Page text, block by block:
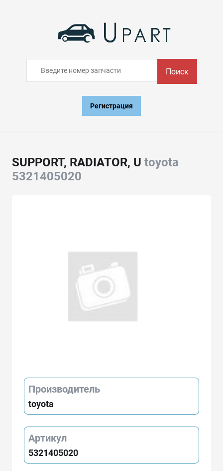
Поиск
Регистрация
SUPPORT, RADIATOR, U toyota
5321405020
Производитель
toyota
Артикул
5321405020